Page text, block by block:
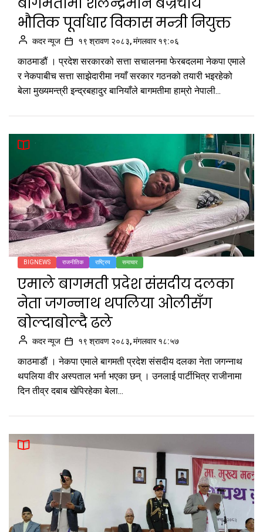
भौतिक पूर्वाधार विकास मन्त्री नियुक्त
कदर न्यूज १९ श्रावण २०८३, मंगलवार १९:०६
काठमाडौं । प्रदेश सरकारको सत्ता सचालनमा फेरबदलमा नेकपा एमाले
र नेकपाबीच सत्ता साझेदारीमा नयाँ सरकार गठनको तयारी भइरहेको
बेला मुख्यमन्त्री इन्द्रबहादुर बानियाँले बागमतीमा हाम्रो नेपाली...
BIGNEWS राजनीतिक राष्ट्रिय समाचार
एमाले बागमती प्रदेश संसदीय दलका
नेता जगन्नाथ थपलिया ओलीसँग
बोल्दाबोल्दै ढले
कदर न्यूज १९ श्रावण २०८३, मंगलवार १८:५७
काठमाडौं । नेकपा एमाले बागमती प्रदेश संसदीय दलका नेता जगन्नाथ
थपलिया वीर अस्पताल भर्ना भएका छन् । उनलाई पार्टीभित्र राजीनामा
दिन तीव्र दबाब खेपिरहेका बेला...